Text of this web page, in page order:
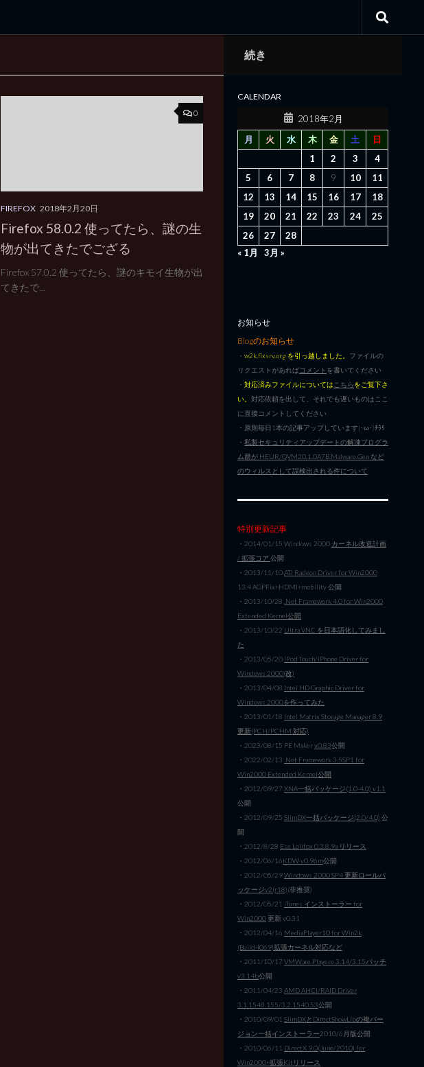
0
FIREFOX 2018年2月20日
Firefox 58.0.2 使ってたら、謎の生
物が出てきたでござる
Firefox 57.0.2 使ってたら、謎のキモイ生物が出
てきたで...
続き
CALENDAR
2018年2月
月
火 水 木 金 土
日
1
2 3
4
5
6 7 8 9 10
11
12
13 14 15 16 17
18
19
20 21 22 23 24
25
26
27
28
« 1月
3月 »
お知らせ
Blogのお知らせ
・ w2k.flxsrv.org を引っ越しました。 ファイルの
リクエストがあればコメント を書いてください
・ 対応済みファイルについては こちらをご覧下さ
い。 対応依頼を出して、それでも遅いものはここ
に直接コメントしてください
・原則毎日1本の記事アップしています|･ω･)ﾁﾗﾘ
・ 私製セキュリティアップデートの解凍プログラ
ム群が HEUR/QVM20.1.0A7B.Malware.Gen など
のウィルスとして誤検出される件について
特別更新記事
・2014/01/15 Windows 2000 カーネル改造計画
/ 拡張コア 公開
・2013/11/10ATI Radeon Driver for Win2000
13.4 AGPFix+HDMI+mobility 公開
・2013/10/28 .Net Framework 4.0 for Win2000
Extended Kernel公開
・2013/10/22 Ultra VNC を日本語化してみまし
た
・2013/05/20 iPod Touch/iPhone Driver for
Windows 2000(改)
・2013/04/08 Intel HD Graphic Driver for
Windows 2000を作ってみた
・2013/01/18 Intel Matrix Storage Manager 8.9
更新(PCH/PCHM 対応)
・2023/08/15 PE Makerv0.83公開
・2022/02/13 .Net Framework 3.5SP1 for
Win2000 Extended Kernel公開
・2012/09/27XNA一括パッケージ(1.0-4.0) v1.1
公開
・2012/09/25 SlimDX一括パッケージ(2.0/4.0) 公
開
・2012/8/28 Ese Lolifox 0.3.8.9a リリース
・2012/06/16KDW v0.96m公開
・2012/05/29Windows 2000 SP4 更新ロールパ
ッケージv2(r18)(非推奨)
・2012/05/21 iTunes インストーラー for
Win2000更新 v0.31
・2012/04/16 MediaPlayer10 for Win2k
(Build4069)拡張カーネル対応など
・2011/10/17VMWare Playere 3.14/3.15パッチ
v3.14b公開
・2011/04/23 AMD AHCI/RAID Driver
3.1.1548.155/3.2.1540.53公開
・2010/09/01 SlimDXとDirectShowLibの複バー
ジョン一括インストーラー2010/6月版公開
・2010/06/11 DirectX 9.0(June/2010) for
Win2000+拡張Kitリリース